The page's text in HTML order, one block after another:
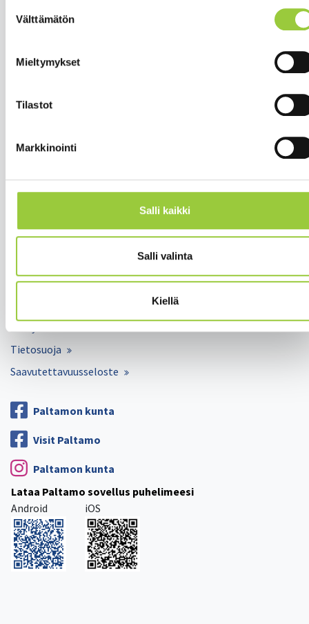
valinta
Välttämätön
Mieltymykset
Tilastot
Markkinointi
Salli kaikki
Salli valinta
Kiellä
Salmelankuja 1, 88300 Paltamo
y-tunnus 0188808-0
Varhaiskasvatus ja opetus
Matkailu ja vapaa-aika
Lomakkeet
Tietosuoja
Saavutettavuusseloste
Paltamon kunta
Visit Paltamo
Paltamon kunta
Lataa Paltamo sovellus puhelimeesi
Android
iOS